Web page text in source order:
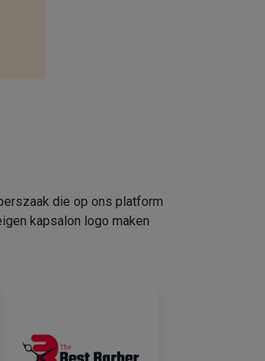
die op ons platform
kapsalon logo maken